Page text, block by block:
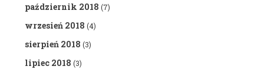
październik 2018 (7)
wrzesień 2018 (4)
sierpień 2018 (3)
lipiec 2018 (3)